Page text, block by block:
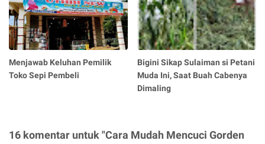
Menjawab Keluhan Pemilik
Toko Sepi Pembeli
Bigini Sikap Sulaiman si Petani
Muda Ini, Saat Buah Cabenya
Dimaling
16 komentar untuk "Cara Mudah Mencuci Gorden